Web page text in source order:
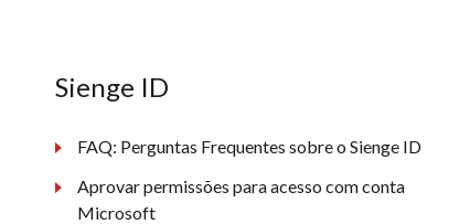
Sienge ID
FAQ: Perguntas Frequentes sobre o Sienge ID
Aprovar permissões para acesso com conta
Microsoft